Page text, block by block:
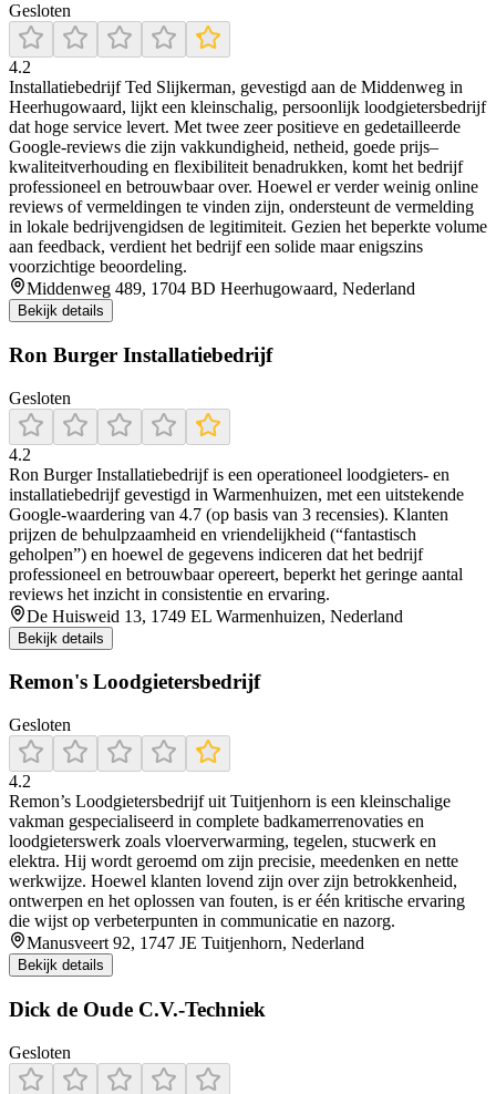
Gesloten
4.2
Installatiebedrijf Ted Slijkerman, gevestigd aan de Middenweg in
Heerhugowaard, lijkt een kleinschalig, persoonlijk loodgietersbedrijf
dat hoge service levert. Met twee zeer positieve en gedetailleerde
Google‑reviews die zijn vakkundigheid, netheid, goede prijs–
kwaliteitverhouding en flexibiliteit benadrukken, komt het bedrijf
professioneel en betrouwbaar over. Hoewel er verder weinig online
reviews of vermeldingen te vinden zijn, ondersteunt de vermelding
in lokale bedrijvengidsen de legitimiteit. Gezien het beperkte volume
aan feedback, verdient het bedrijf een solide maar enigszins
voorzichtige beoordeling.
Middenweg 489, 1704 BD Heerhugowaard, Nederland
Bekijk details
Ron Burger Installatiebedrijf
Gesloten
4.2
Ron Burger Installatiebedrijf is een operationeel loodgieters- en
installatiebedrijf gevestigd in Warmenhuizen, met een uitstekende
Google‑waardering van 4.7 (op basis van 3 recensies). Klanten
prijzen de behulpzaamheid en vriendelijkheid (“fantastisch
geholpen”) en hoewel de gegevens indiceren dat het bedrijf
professioneel en betrouwbaar opereert, beperkt het geringe aantal
reviews het inzicht in consistentie en ervaring.
De Huisweid 13, 1749 EL Warmenhuizen, Nederland
Bekijk details
Remon's Loodgietersbedrijf
Gesloten
4.2
Remon’s Loodgietersbedrijf uit Tuitjenhorn is een kleinschalige
vakman gespecialiseerd in complete badkamerrenovaties en
loodgieterswerk zoals vloerverwarming, tegelen, stucwerk en
elektra. Hij wordt geroemd om zijn precisie, meedenken en nette
werkwijze. Hoewel klanten lovend zijn over zijn betrokkenheid,
ontwerpen en het oplossen van fouten, is er één kritische ervaring
die wijst op verbeterpunten in communicatie en nazorg.
Manusveert 92, 1747 JE Tuitjenhorn, Nederland
Bekijk details
Dick de Oude C.V.-Techniek
Gesloten